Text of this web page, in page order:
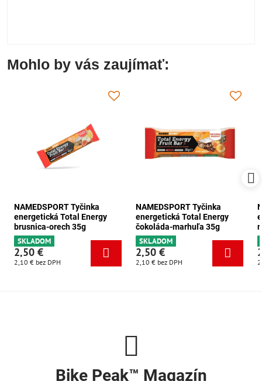
Mohlo by vás zaujímať:
NAMEDSPORT Tyčinka
energetická Total Energy
brusnica-orech 35g
SKLADOM
2,50 €
2,10 € bez DPH
NAMEDSPORT Tyčinka
energetická Total Energy
čokoláda-marhuľa 35g
SKLADOM
2,50 €
2,10 € bez DPH
Bike Peak™ Magazín